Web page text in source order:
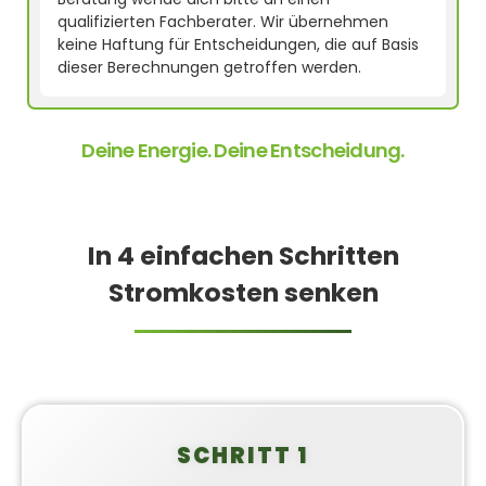
qualifizierten Fachberater. Wir übernehmen
keine Haftung für Entscheidungen, die auf Basis
dieser Berechnungen getroffen werden.
Deine Energie. Deine Entscheidung.
In 4 einfachen Schritten
Stromkosten senken
SCHRITT 1